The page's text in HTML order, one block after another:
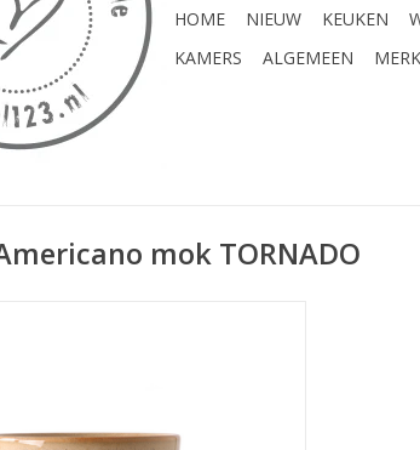
HOME NIEUW KEUKEN
KAMERS
ALGEMEEN
mok TORNADO